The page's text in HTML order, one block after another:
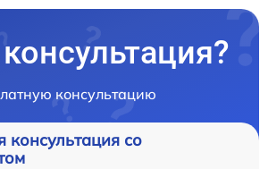
консультацию
консультация со